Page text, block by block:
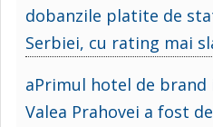
dobanzile platite de
Serbiei, cu rating mai
aPrimul hotel de
Valea Prahovei a fost